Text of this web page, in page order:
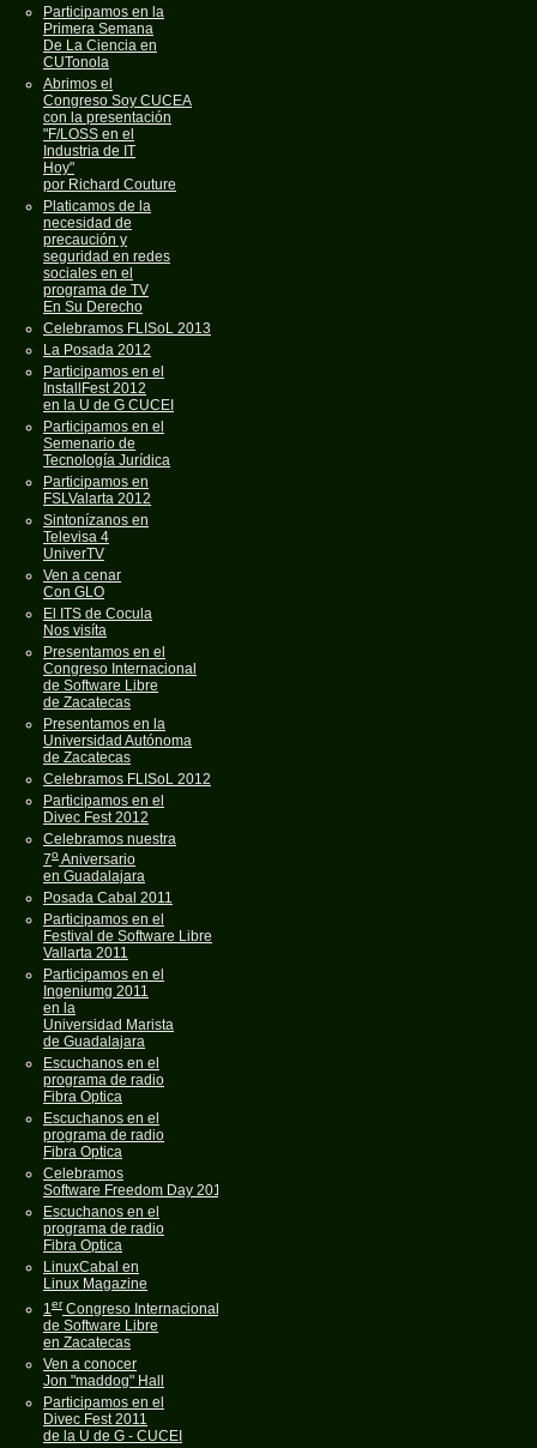
Participamos en la
Primera Semana
De La Ciencia en
CUTonola
Abrimos el
Congreso Soy CUCEA
con la presentación
"F/LOSS en el
Industria de IT
Hoy"
por Richard Couture
Platicamos de la
necesidad de
precaución y
seguridad en redes
sociales en el
programa de TV
En Su Derecho
Celebramos FLISoL 2013
La Posada 2012
Participamos en el
InstallFest 2012
en la U de G CUCEI
Participamos en el
Semenario de
Tecnología Jurídica
Participamos en
FSLValarta 2012
Sintonízanos en
Televisa 4
UniverTV
Ven a cenar
Con GLO
El ITS de Cocula
Nos visíta
Presentamos en el
Congreso Internacional
de Software Libre
de Zacatecas
Presentamos en la
Universidad Autónoma
de Zacatecas
Celebramos FLISoL 2012
Participamos en el
Divec Fest 2012
Celebramos nuestra
7oAniversario
en Guadalajara
Posada Cabal 2011
Participamos en el
Festival de Software Libre
Vallarta 2011
Participamos en el
Ingeniumg 2011
en la
Universidad Marista
de Guadalajara
Escuchanos en el
programa de radio
Fibra Optica
Escuchanos en el
programa de radio
Fibra Optica
Celebramos
Software Freedom Day 2011
Escuchanos en el
programa de radio
Fibra Optica
LinuxCabal en
Linux Magazine
1er Congreso Internacional
de Software Libre
en Zacatecas
Ven a conocer
Jon "maddog" Hall
Participamos en el
Divec Fest 2011
de la U de G - CUCEI